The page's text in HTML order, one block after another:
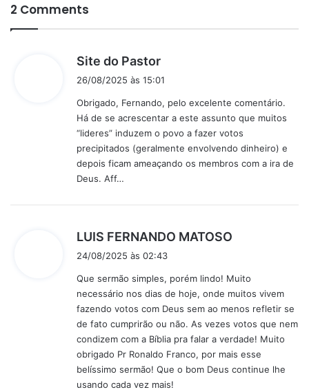
2 Comments
Site do Pastor
s
e
26/08/2025 às 15:01
Obrigado, Fernando, pelo excelente comentário.
Há de se acrescentar a este assunto que muitos
“lideres” induzem o povo a fazer votos
precipitados (geralmente envolvendo dinheiro) e
depois ficam ameaçando os membros com a ira de
Deus. Aff…
LUIS FERNANDO MATOSO
s
e
:
24/08/2025 às 02:43
Que sermão simples, porém lindo! Muito
necessário nos dias de hoje, onde muitos vivem
fazendo votos com Deus sem ao menos refletir se
de fato cumprirão ou não. As vezes votos que nem
condizem com a Bíblia pra falar a verdade! Muito
obrigado Pr Ronaldo Franco, por mais esse
belíssimo sermão! Que o bom Deus continue lhe
usando cada vez mais!